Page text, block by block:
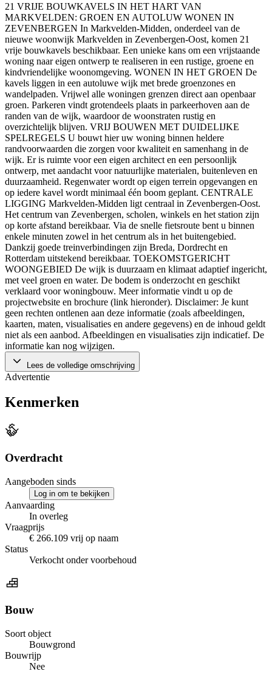
21 VRIJE BOUWKAVELS IN HET HART VAN
MARKVELDEN: GROEN EN AUTOLUW WONEN IN
ZEVENBERGEN In Markvelden-Midden, onderdeel van de
nieuwe woonwijk Markvelden in Zevenbergen-Oost, komen 21
vrije bouwkavels beschikbaar. Een unieke kans om een vrijstaande
woning naar eigen ontwerp te realiseren in een rustige, groene en
kindvriendelijke woonomgeving. WONEN IN HET GROEN De
kavels liggen in een autoluwe wijk met brede groenzones en
wandelpaden. Vrijwel alle woningen grenzen direct aan openbaar
groen. Parkeren vindt grotendeels plaats in parkeerhoven aan de
randen van de wijk, waardoor de woonstraten rustig en
overzichtelijk blijven. VRIJ BOUWEN MET DUIDELIJKE
SPELREGELS U bouwt hier uw woning binnen heldere
randvoorwaarden die zorgen voor kwaliteit en samenhang in de
wijk. Er is ruimte voor een eigen architect en een persoonlijk
ontwerp, met aandacht voor natuurlijke materialen, buitenleven en
duurzaamheid. Regenwater wordt op eigen terrein opgevangen en
op iedere kavel wordt minimaal één boom geplant. CENTRALE
LIGGING Markvelden-Midden ligt centraal in Zevenbergen-Oost.
Het centrum van Zevenbergen, scholen, winkels en het station zijn
op korte afstand bereikbaar. Via de snelle fietsroute bent u binnen
enkele minuten zowel in het centrum als in het buitengebied.
Dankzij goede treinverbindingen zijn Breda, Dordrecht en
Rotterdam uitstekend bereikbaar. TOEKOMSTGERICHT
WOONGEBIED De wijk is duurzaam en klimaat adaptief ingericht,
met veel groen en water. De bodem is onderzocht en geschikt
verklaard voor woningbouw. Meer informatie vindt u op de
projectwebsite en brochure (link hieronder). Disclaimer: Je kunt
geen rechten ontlenen aan deze informatie (zoals afbeeldingen,
kaarten, maten, visualisaties en andere gegevens) en de inhoud geldt
niet als een aanbod. Afbeeldingen en visualisaties zijn indicatief. De
informatie kan nog wijzigen.
Lees de volledige omschrijving
Advertentie
Kenmerken
Overdracht
Aangeboden sinds
Log in om te bekijken
Aanvaarding
In overleg
Vraagprijs
€ 266.109 vrij op naam
Status
Verkocht onder voorbehoud
Bouw
Soort object
Bouwgrond
Bouwrijp
Nee